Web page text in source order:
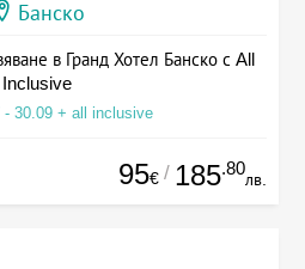
Банско
в Гранд Хотел Банско с All
Inclusive
- 30.09 + all inclusive
95€ / 185.80
лв.